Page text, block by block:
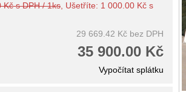
Kč s DPH / 1ks , Ušetříte: 1 000.00 Kč s
29 669.42 Kč bez DPH
35 900.00 Kč
Vypočítat splátku